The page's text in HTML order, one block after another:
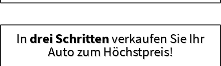
In drei Schrittenverkaufen Sie Ihr
Auto zum Höchstpreis!